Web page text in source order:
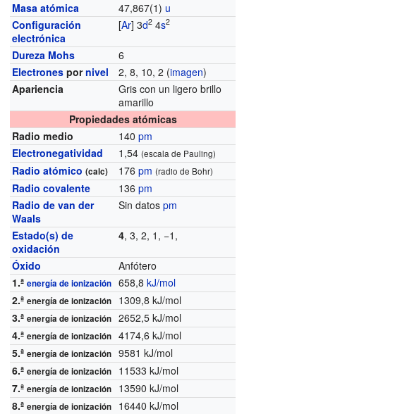
Masa atómica 47,867(1) u
Configuración
electrónica
[Ar] 3d2 4s2
Dureza Mohs
6
Electrones pornivel 2, 8, 10, 2 (imagen)
Apariencia
Gris con un ligero brillo
amarillo
Propiedades atómicas
Radio medio
140pm
Electronegatividad
1,54(escala de Pauling)
Radio atómico (calc) 176pm (radio de Bohr)
Radio covalente 136pm
Radio de van der
Waals
Sin datospm
Estado(s) de
oxidación
4, 3, 2, 1, −1,
Óxido
Anfótero
1.ªenergía de ionización 658,8kJ/mol
2.ªenergía de ionización
1309,8 kJ/mol
3.ªenergía de ionización
2652,5 kJ/mol
4.ªenergía de ionización
4174,6 kJ/mol
5.ªenergía de ionización
9581 kJ/mol
6.ªenergía de ionización
11533 kJ/mol
7.ªenergía de ionización
13590 kJ/mol
8.ªenergía de ionización
16440 kJ/mol